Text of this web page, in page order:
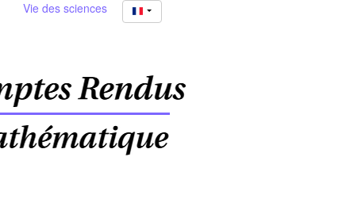
Vie des sciences